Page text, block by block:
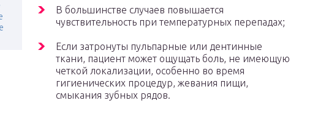
В большинстве случаев повышается
чувствительность при температурных перепадах;
Если затронуты пульпарные или дентинные
ткани, пациент может ощущать боль, не имеющую
четкой локализации, особенно во время
гигиенических процедур, жевания пищи,
смыкания зубных рядов.